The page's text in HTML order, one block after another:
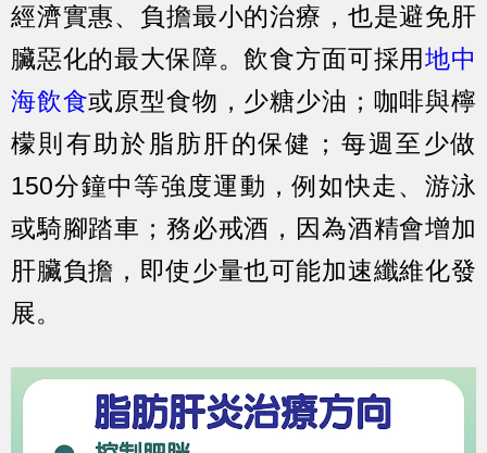
經濟實惠、負擔最小的治療，也是避免肝
臟惡化的最大保障。飲食方面可採用地中
海飲食或原型食物，少糖少油；咖啡與檸
檬則有助於脂肪肝的保健；每週至少做
150分鐘中等強度運動，例如快走、游泳
或騎腳踏車；務必戒酒，因為酒精會增加
肝臟負擔，即使少量也可能加速纖維化發
展。